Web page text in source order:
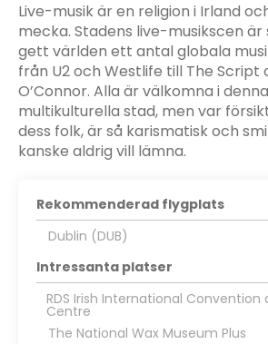
Live-musik är en religion i Irland
mecka. Stadens live-musikscen
gett världen ett antal globala
från U2 och Westlife till The Script
O’Connor. Alla är välkomna i
multikulturella stad, men var
dess folk, är så karismatisk och
kanske aldrig vill lämna.
Rekommenderad flygplats
Dublin (DUB)
Intressanta platser
RDS Irish International Convention
Centre
The National Wax Museum Plus